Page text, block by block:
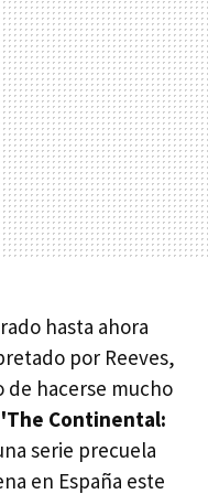
hasta ahora
por Reeves,
de hacerse mucho
'The Continental:
serie precuela
en España este